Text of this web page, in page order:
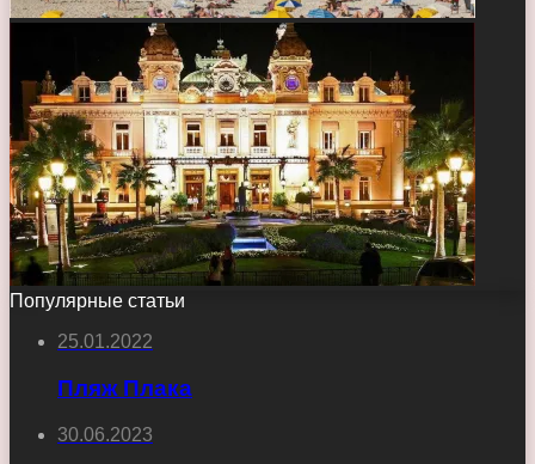
Популярные статьи
25.01.2022
Пляж Плака
30.06.2023